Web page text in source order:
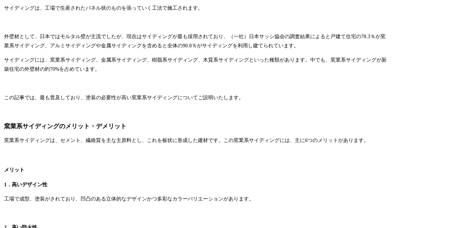
サイディングは、工場で生産されたパネル状のものを張っていく工法で施工されます。
外壁材として、日本ではモルタル壁が主流でしたが、現在はサイディングが最も採用されており、（一社）日本サッシ協会の調査結果によると戸建て住宅の78.3％が窯
業系サイディング、アルミサイディングや金属サイディングを含めると全体の90.8％がサイディングを利用し建てられています。
サイディングには、窯業系サイディング、金属系サイディング、樹脂系サイディング、木質系サイディングといった種類があります。中でも、窯業系サイディングが新
築住宅の外壁材の約70%を占めています。
この記事では、最も普及しており、塗装の必要性が高い窯業系サイディングについてご説明いたします。
窯業系サイディングのメリット・デメリット
窯業系サイディングは、セメント、繊維質を主な主原料とし、これを板状に形成した建材です。この窯業系サイディングには、主に6つのメリットがあります。
メリット
1．高いデザイン性
工場で成型、塗装がされており、凹凸のある立体的なデザインかつ多彩なカラーバリエーションがあります。